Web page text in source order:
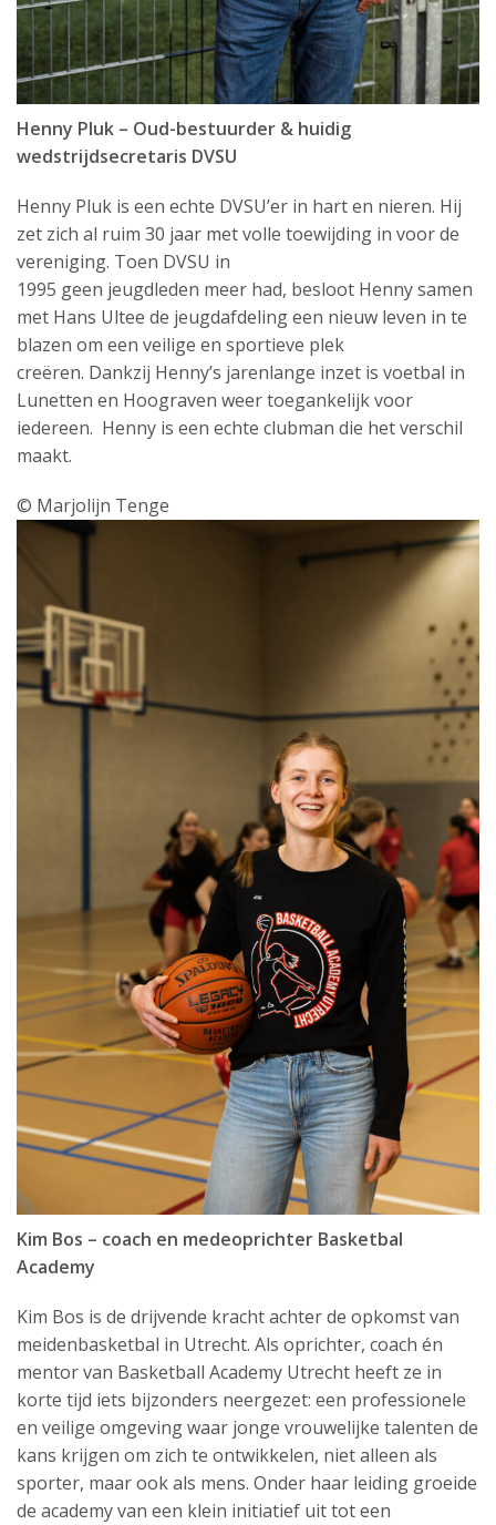
Henny Pluk – Oud-bestuurder & huidig
wedstrijdsecretaris DVSU
Henny Pluk is een echte DVSU’er in hart en nieren. Hij
zet zich al ruim 30 jaar met volle toewijding in voor de
vereniging. Toen DVSU in
1995 geen jeugdleden meer had, besloot Henny samen
met Hans Ultee de jeugdafdeling een nieuw leven in te
blazen om een veilige en sportieve plek
creëren. Dankzij Henny’s jarenlange inzet is voetbal in
Lunetten en Hoograven weer toegankelijk voor
iedereen. Henny is een echte clubman die het verschil
maakt.
© Marjolijn Tenge
Kim Bos – coach en medeoprichter Basketbal
Academy
Kim Bos is de drijvende kracht achter de opkomst van
meidenbasketbal in Utrecht. Als oprichter, coach én
mentor van Basketball Academy Utrecht heeft ze in
korte tijd iets bijzonders neergezet: een professionele
en veilige omgeving waar jonge vrouwelijke talenten de
kans krijgen om zich te ontwikkelen, niet alleen als
sporter, maar ook als mens. Onder haar leiding groeide
de academyvan een klein initiatief uit tot een